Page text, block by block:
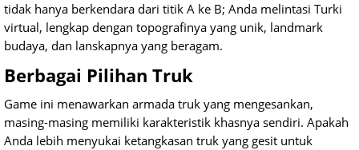
tidak hanya berkendara dari titik A ke B; Anda melintasi Turki
virtual, lengkap dengan topografinya yang unik, landmark
budaya, dan lanskapnya yang beragam.
Berbagai Pilihan Truk
Game ini menawarkan armada truk yang mengesankan,
masing-masing memiliki karakteristik khasnya sendiri. Apakah
Anda lebih menyukai ketangkasan truk yang gesit untuk